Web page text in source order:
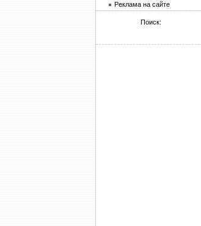
Реклама на сайте
Поиск: